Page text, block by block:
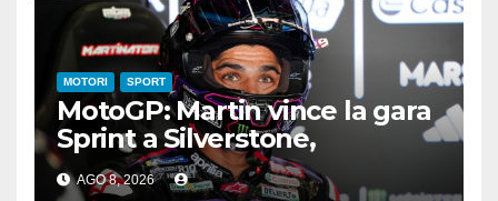
MOTORI SPORT
MotoGP: Martin vince la gara
Sprint a Silverstone,
preceduti Ogura e Bezzecchi
AGO 8, 2026